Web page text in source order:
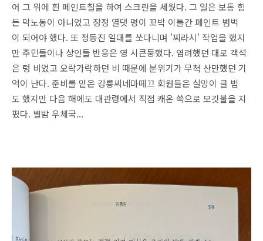
어 그 위에 흰 페인트칠을 하여 스크린을 세웠다. 그 일은 보통 힘
든 막노동이 아니었고 장정 열댓 명이 꼬박 이틀간 페인트 범벅
이 되어야 했다. 또 정동진 일대를 쏘다니며 '찌라시' 작업을 했지
만 주민들이나 상인들 반응은 영 시큰둥했다. 염려했던 대로 객석
은 텅 비었고 오락가락하던 비 때문에 분위기가 무척 산만했던 기
억이 난다. 준비를 맡은 강릉씨네마떼끄 회원들은 실망이 클 법
도 했지만 다음 해에도 대관령에서 직접 캐온 쑥으로 모깃불을 지
폈다. 별밤 우체국...